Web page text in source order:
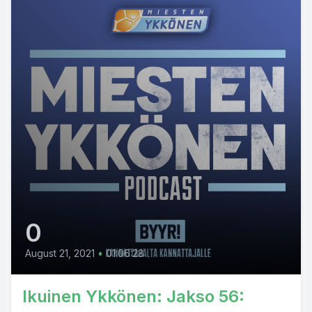
0
August 21, 2021 • 01:06:28
Ikuinen Ykkönen: Jakso 56: